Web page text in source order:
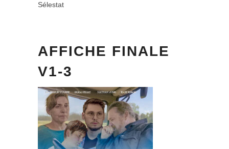
Sélestat
AFFICHE FINALE
V1-3